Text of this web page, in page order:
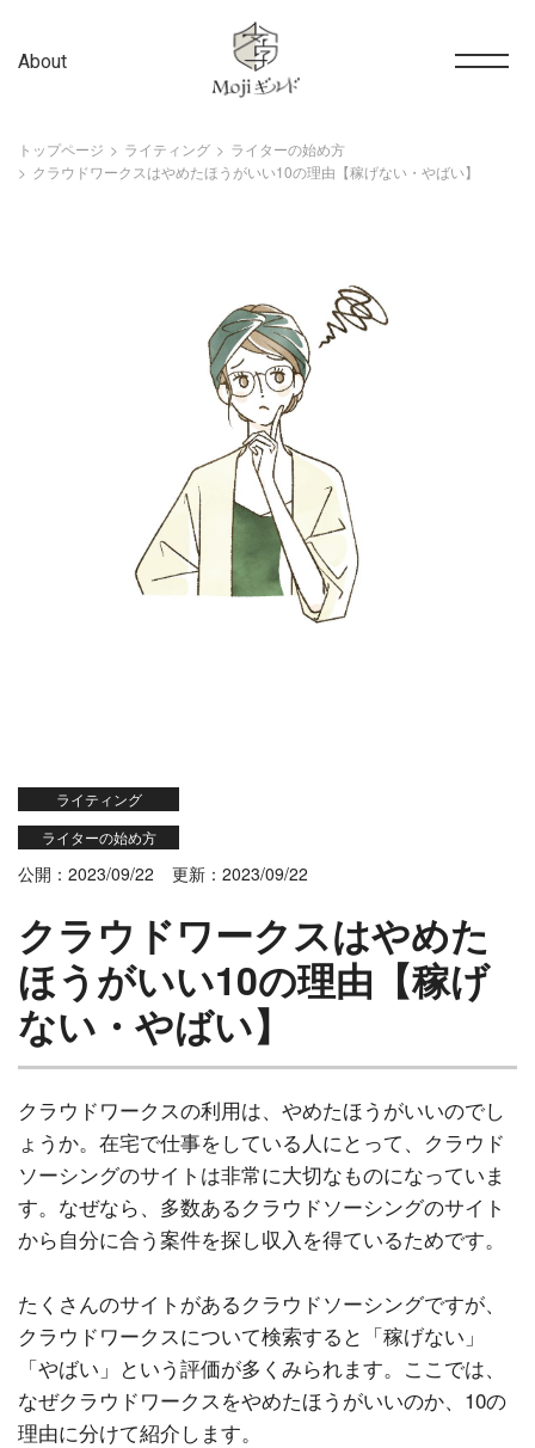
About
トップページ ライティング
ライターの始め方
クラウドワークスはやめたほうがいい10の理由【稼げない・やばい】
ライティング
ライターの始め方
公開：2023/09/22 更新：2023/09/22
クラウドワークスはやめた
ほうがいい10の理由【稼げ
ない・やばい】
クラウドワークスの利用は、やめたほうがいいのでし
ょうか。在宅で仕事をしている人にとって、クラウド
ソーシングのサイトは非常に大切なものになっていま
す。なぜなら、多数あるクラウドソーシングのサイト
から自分に合う案件を探し収入を得ているためです。
たくさんのサイトがあるクラウドソーシングですが、
クラウドワークスについて検索すると「稼げない」
「やばい」という評価が多くみられます。ここでは、
なぜクラウドワークスをやめたほうがいいのか、10の
理由に分けて紹介します。